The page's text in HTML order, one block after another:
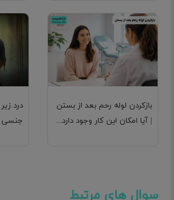
درد
جنسی
بازکردن لوله رحم بعد از بستن
| آیا امکان این کار وجود دارد...
سوال های مرتبط